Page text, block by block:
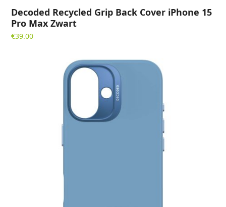
Decoded Recycled Grip Back Cover iPhone 15
Pro Max Zwart
€39.00